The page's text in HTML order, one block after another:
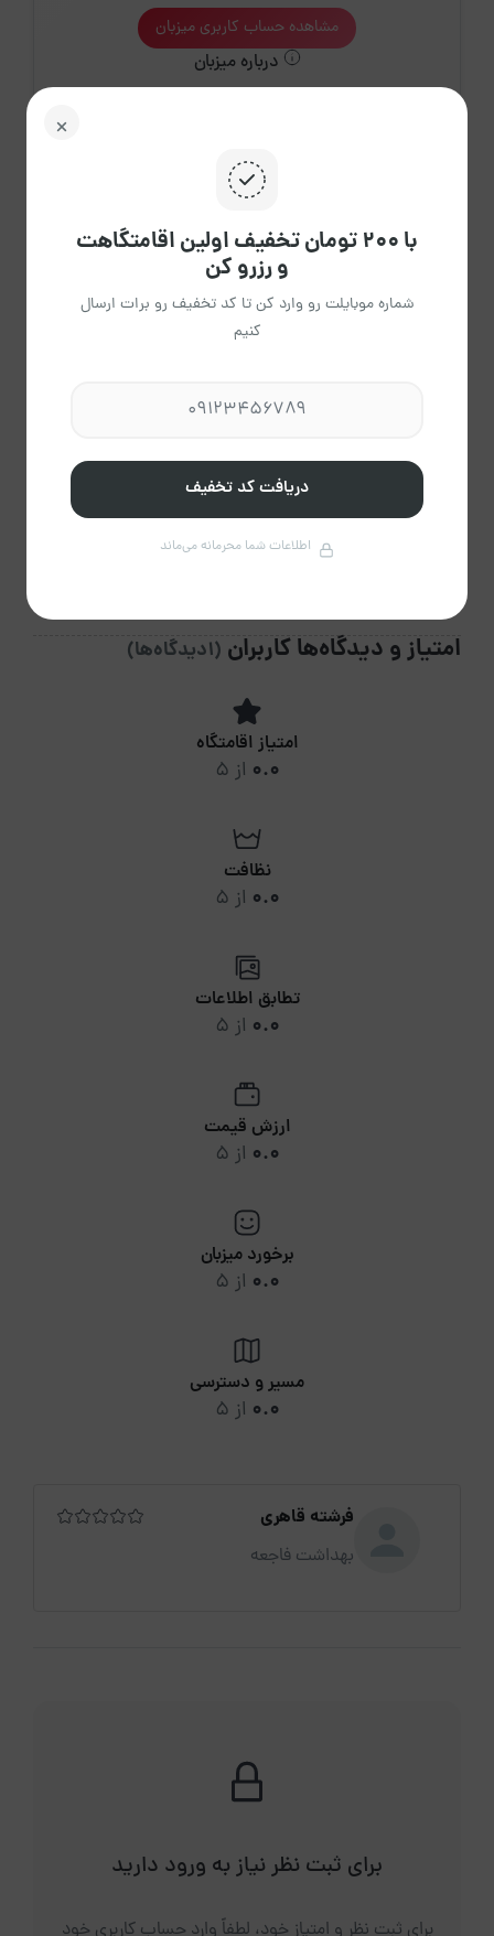
مشاهده حساب کاربری میزبان
درباره میزبان
20
دقیقه
82.61%
تایید رزرو
امتیاز و دیدگاه‌ها کاربران (1دیدگاه‌ها)
امتیاز اقامتگاه
0.0 از 5
نظافت
0.0 از 5
تطابق اطلاعات
0.0 از 5
ارزش قیمت
0.0 از 5
برخورد میزبان
0.0 از 5
مسیر و دسترسی
0.0 از 5
فرشته قاهری
بهداشت فاجعه
برای ثبت نظر نیاز به ورود دارید
برای ثبت نظر و امتیاز خود، لطفاً وارد حساب کاربری خود
با ۲۰۰ تومان تخفیف اولین اقامتگاهت
و رزرو کن
شماره موبایلت رو وارد کن تا کد تخفیف رو برات ارسال
کنیم
دریافت کد تخفیف
اطلاعات شما محرمانه می‌ماند